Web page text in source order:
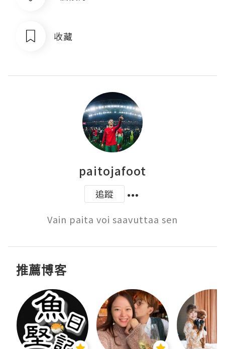
收藏
paitojafoot
追蹤
Vain paita voi saavuttaa sen
推薦博客